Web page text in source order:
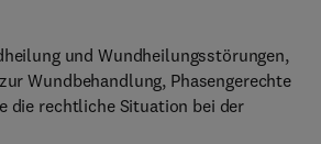
und Wundheilungsstörungen,
Wundbehandlung, Phasengerechte
die rechtliche Situation bei der